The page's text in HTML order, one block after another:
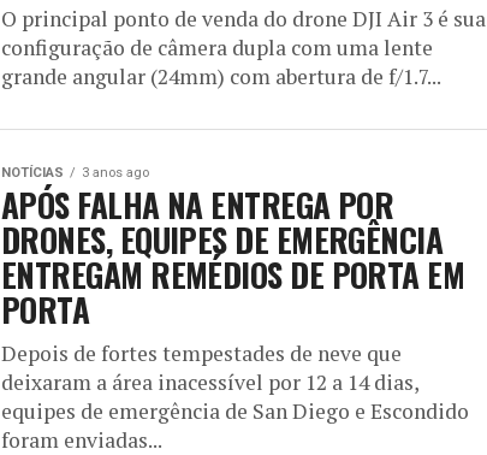
O principal ponto de venda do drone DJI Air 3 é sua
configuração de câmera dupla com uma lente
grande angular (24mm) com abertura de f/1.7...
NOTÍCIAS 3 anos ago
APÓS FALHA NA ENTREGA POR
DRONES, EQUIPES DE EMERGÊNCIA
ENTREGAM REMÉDIOS DE PORTA EM
PORTA
Depois de fortes tempestades de neve que
deixaram a área inacessível por 12 a 14 dias,
equipes de emergência de San Diego e Escondido
foram enviadas...